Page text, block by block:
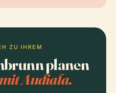
ZU IHREM
planen
Audiala.